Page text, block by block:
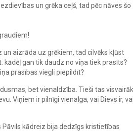
un grēka ceļš, tad pēc nāves šo
un aizrāda uz grēkiem, tad cilvēks kļūst
kādēļ gan tik daudz no viņa tiek prasīts?
prasības viegli piepildīt?
bet vienaldzība. Tieši tas visvairāk
Viņiem ir pilnīgi vienalga, vai Dievs ir,
kādreiz bija dedzīgs kristietības